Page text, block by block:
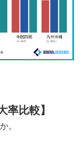
率比較】
。